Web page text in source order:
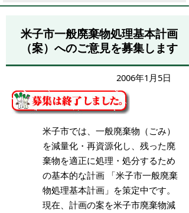
米子市一般廃棄物処理基本計画
（案）へのご意見を募集します
2006年1月5日
米子市では、一般廃棄物（ごみ）
を減量化・再資源化し、残った廃
棄物を適正に処理・処分するため
の基本的な計画 「米子市一般廃棄
物処理基本計画」を策定中です。
現在、計画の案を米子市廃棄物減